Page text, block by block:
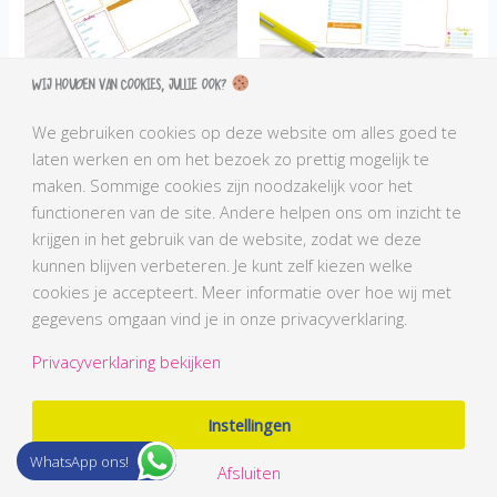
Maaltijdplanner A5
Notitieblokje
€6,50
Notitieblok
€12,95Oorspronkelijke prijs was: €12,95.
€7,99Huidige prijs is: €7,99.
Weekplanner
Printable
Maaltijdplanner
Printable
Wij houden van cookies, jullie ook?
We gebruiken cookies op deze website om alles goed te
laten werken en om het bezoek zo prettig mogelijk te
maken. Sommige cookies zijn noodzakelijk voor het
functioneren van de site. Andere helpen ons om inzicht te
krijgen in het gebruik van de website, zodat we deze
kunnen blijven verbeteren. Je kunt zelf kiezen welke
cookies je accepteert. Meer informatie over hoe wij met
gegevens omgaan vind je in onze privacyverklaring.
Privacyverklaring bekijken
Instellingen
Afsluiten
WhatsApp ons!